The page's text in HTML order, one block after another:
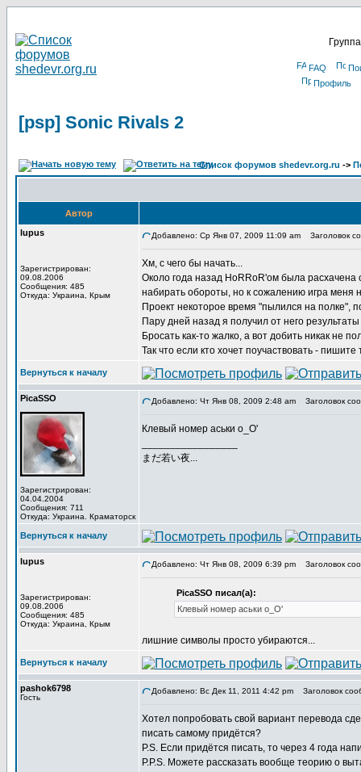
FAQ
Профиль
[psp] Sonic Rivals 2
Список форумов shedevr.org.ru ->
Автор
lupus
Зарегистрирован:
09.08.2006
Сообщения: 485
Откуда: Украина, Крым
Добавлено: Ср Янв 07, 2009 11:09 am Заголовок
Хм, с чего бы начать...
Около года назад HoRRoR'ом была
набирать обороты, но к сожалению игра меня
Проект некоторое время "пылился на полке",
Пару дней назад я получил от него
Бросать как-то жалко, а вот добить никак не
Так что если кто хочет поучаствовать -
Вернуться к началу
PicaSSO
Зарегистрирован:
04.04.2004
Сообщения: 711
Откуда: Украина. Краматорск
Добавлено: Чт Янв 08, 2009 2:48 am Заголовок
Клевый номер аськи о_О'
まだ若い夜...
Вернуться к началу
lupus
Зарегистрирован:
09.08.2006
Сообщения: 485
Откуда: Украина, Крым
Добавлено: Чт Янв 08, 2009 6:39 pm Заголовок
PicaSSO писал(а):
Клевый номер аськи о_О'
лишние символы просто убираются...
Вернуться к началу
pashok6798
Гость
Добавлено: Вс Дек 11, 2011 4:42 pm Заголовок
Хотел попробовать свой вариант перевода
писать самому придётся?
P.S. Если придётся писать, то через 4 года
P.P.S. Можете рассказать вообще теорию о